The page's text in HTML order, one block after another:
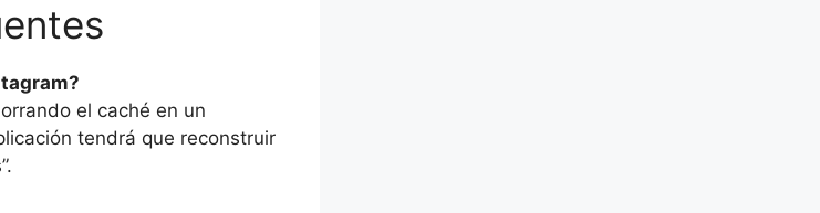
el caché en un
tendrá que reconstruir